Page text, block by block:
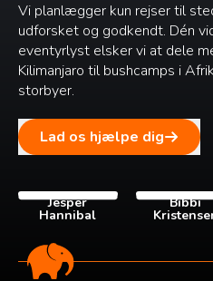
Vi planlægger kun rejser til
udforsket og godkendt. Dén
eventyrlyst elsker vi at dele
Kilimanjaro til bushcamps i
storbyer.
Lad os hjælpe dig
Jesper
Hannibal
Bibbi